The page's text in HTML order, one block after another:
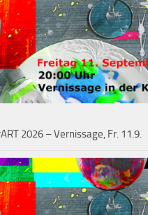
2026 – Vernissage, Fr. 11.9.